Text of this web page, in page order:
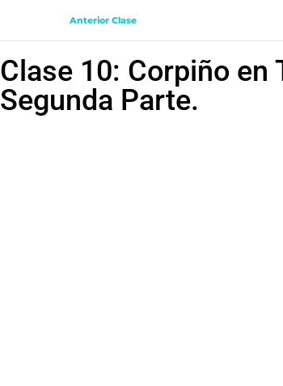
Anterior Clase
Clase 10: Corpiño en
Segunda Parte.